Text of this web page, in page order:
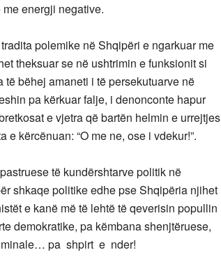
energji negative.
polemike në Shqipëri e ngarkuar me
theksuar se në ushtrimin e funksionit si
bëhej amaneti i të persekutuarve në
pa kërkuar falje, i denonconte hapur
e vjetra që bartën helmin e urrejtjes
kërcënuan: “O me ne, ose i vdekur!”.
të kundërshtarve politik në
shkaqe politike edhe pse Shqipëria njihet
e kanë më të lehtë të qeverisin popullin
demokratike, pa këmbana shenjtëruese,
pa shpirt e nder!